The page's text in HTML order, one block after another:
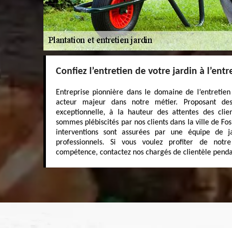
Confiez l’entretien de votre jardin à
Entreprise pionnière dans le domaine de
acteur majeur dans notre métier. Proposant
exceptionnelle, à la hauteur des attentes des
sommes plébiscités par nos clients dans la ville de
interventions sont assurées par une équipe de
professionnels. Si vous voulez profiter de
compétence, contactez nos chargés de clientèle